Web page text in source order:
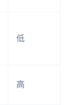
低
高